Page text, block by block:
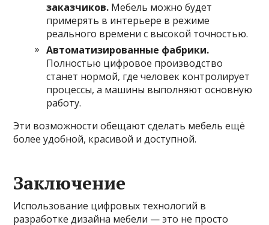
заказчиков. Мебель можно будет
примерять в интерьере в режиме
реального времени с высокой точностью.
Автоматизированные фабрики.
Полностью цифровое производство
станет нормой, где человек контролирует
процессы, а машины выполняют основную
работу.
Эти возможности обещают сделать мебель ещё
более удобной, красивой и доступной.
Заключение
Использование цифровых технологий в
разработке дизайна мебели — это не просто